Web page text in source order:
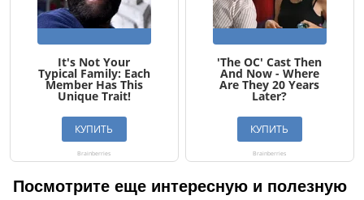
Посмотрите еще интересную и полезную